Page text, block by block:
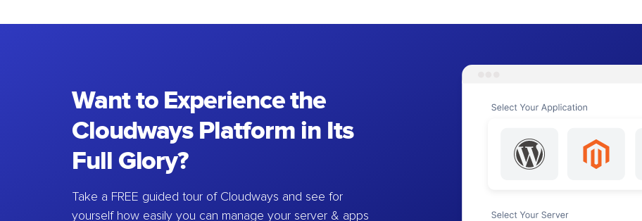
Want to Experience the
Cloudways Platform in Its
Full Glory?
Take a FREE guided tour of Cloudways and see for
yourself how easily you can manage your server & apps